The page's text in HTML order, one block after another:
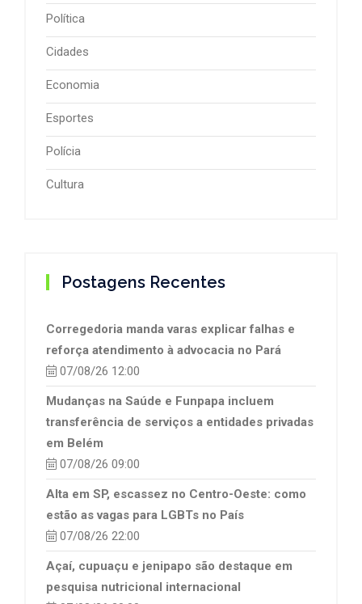
Política
Cidades
Economia
Esportes
Polícia
Cultura
Postagens Recentes
Corregedoria manda varas explicar falhas e
reforça atendimento à advocacia no Pará
07/08/26 12:00
Mudanças na Saúde e Funpapa incluem
transferência de serviços a entidades privadas
em Belém
07/08/26 09:00
Alta em SP, escassez no Centro-Oeste: como
estão as vagas para LGBTs no País
07/08/26 22:00
Açaí, cupuaçu e jenipapo são destaque em
pesquisa nutricional internacional